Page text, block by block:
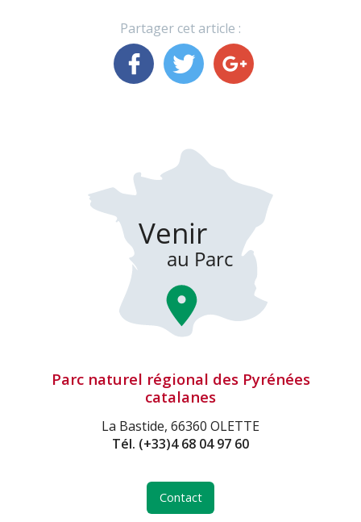
Partager cet article :
Parc naturel régional des Pyrénées
catalanes
La Bastide, 66360 OLETTE
Tél. (+33)4 68 04 97 60
Contact